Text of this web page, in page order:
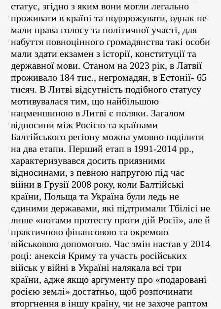
статус, згідно з яким вони могли легально
проживати в країні та подорожувати, однак не
мали права голосу та політичної участі, для
набуття повноцінного громадянства такі особи
мали здати екзамен з історії, конституції та
державної мови. Станом на 2023 рік, в Латвії
проживало 184 тис., негромадян, в Естонії- 65
тисяч. В Литві відсутність подібного статусу
мотивувалася тим, що найбільшою
нацменшиною в Литві є поляки. Загалом
відносини між Росією та країнами
Балтійського регіону можна умовно поділити
на два етапи. Перший етап в 1991-2014 рр.,
характеризувався досить приязними
відносинами, з певною напругою під час
війни в Грузії 2008 року, коли Балтійські
країни, Польща та Україна були ледь не
єдиними державами, які підтримали Тбілісі не
лише «нотами протесту проти дій Росії», але й
практичною фінансовою та окремою
військовою допомогою. Час змін настав у 2014
році: анексія Криму та участь російських
військ у війні в Україні налякала всі три
країни, адже якщо аргументу про «подаровані
росією землі» достатньо, щоб розпочинати
вторгнення в іншу країну, чи не захоче раптом